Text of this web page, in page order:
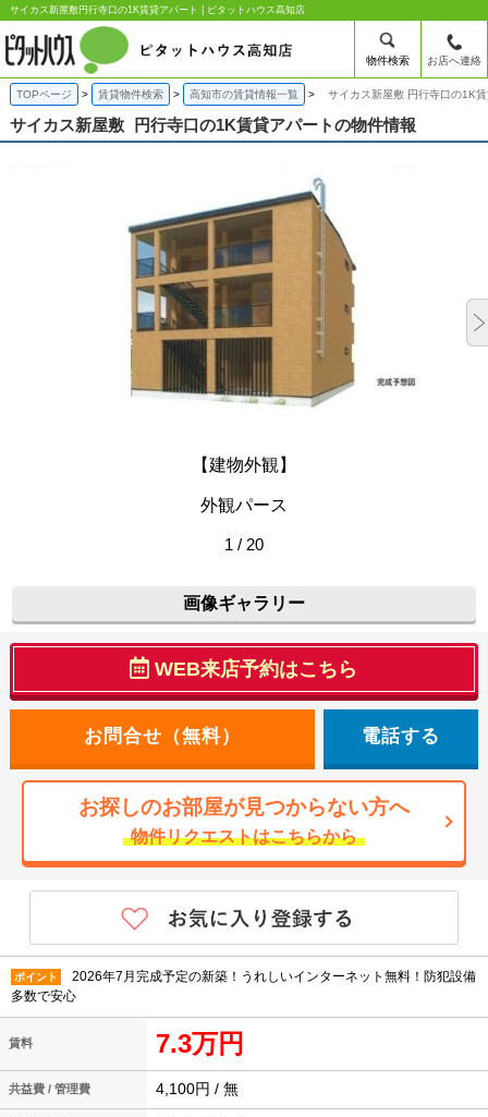
サイカス新屋敷円行寺口の1K賃貸アパート | ピタットハウス高知店
物件検索 お店へ連絡
TOPページ 賃貸物件検索 高知市の賃貸情報一覧 サイカス新屋敷 円行寺口の1K
サイカス新屋敷 円行寺口の1K賃貸アパートの物件情報
【建物外観】
外観パース
1 / 20
画像ギャラリー
WEB来店予約はこちら
電話する
お探しのお部屋が見つからない方へ
物件リクエストはこちらから
ポイント
2026年7月完成予定の新築！うれしいインターネット無料！防犯設備
多数で安心
賃料 7.3万円
共益費 / 管理費 4,100円 / 無